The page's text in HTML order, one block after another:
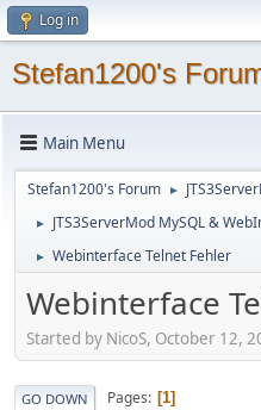
Log in
Stefan1200's
Main Menu
Stefan1200's Forum ►
► JTS3ServerMod MySQL &
► Webinterface Telnet Fehler
Webinterface
Started by NicoS, October 12,
GO DOWN Pages 1